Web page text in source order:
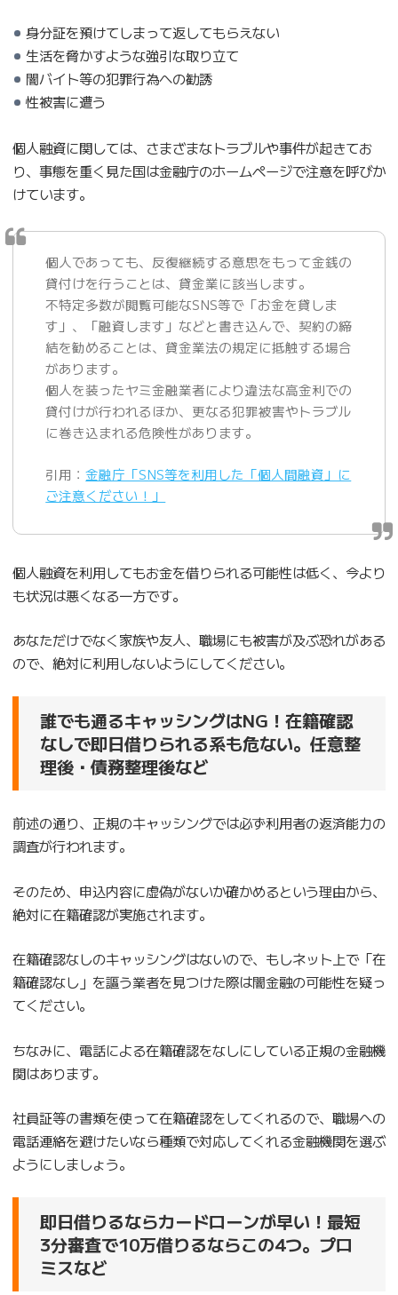
身分証を預けてしまって返してもらえない
生活を脅かすような強引な取り立て
闇バイト等の犯罪行為への勧誘
性被害に遭う
個人融資に関しては、さまざまなトラブルや事件が起きてお
り、事態を重く見た国は金融庁のホームページで注意を呼びか
けています。
個人であっても、反復継続する意思をもって金銭の
貸付けを行うことは、貸金業に該当します。
不特定多数が閲覧可能なSNS等で「お金を貸しま
す」、「融資します」などと書き込んで、契約の締
結を勧めることは、貸金業法の規定に抵触する場合
があります。
個人を装ったヤミ金融業者により違法な高金利での
貸付けが行われるほか、更なる犯罪被害やトラブル
に巻き込まれる危険性があります。
引用：金融庁「SNS等を利用した「個人間融資」に
ご注意ください！」
個人融資を利用してもお金を借りられる可能性は低く、今より
も状況は悪くなる一方です。
あなただけでなく家族や友人、職場にも被害が及ぶ恐れがある
ので、絶対に利用しないようにしてください。
誰でも通るキャッシングはNG！在籍確認
なしで即日借りられる系も危ない。任意整
理後・債務整理後など
前述の通り、正規のキャッシングでは必ず利用者の返済能力の
調査が行われます。
そのため、申込内容に虚偽がないか確かめるという理由から、
絶対に在籍確認が実施されます。
在籍確認なしのキャッシングはないので、もしネット上で「在
籍確認なし」を謳う業者を見つけた際は闇金融の可能性を疑っ
てください。
ちなみに、電話による在籍確認をなしにしている正規の金融機
関はあります。
社員証等の書類を使って在籍確認をしてくれるので、職場への
電話連絡を避けたいなら種類で対応してくれる金融機関を選ぶ
ようにしましょう。
即日借りるならカードローンが早い！最短
3分審査で10万借りるならこの4つ。プロ
ミスなど